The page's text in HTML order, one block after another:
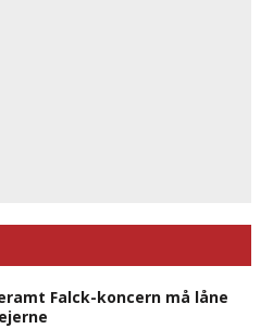
Falck-koncern må låne